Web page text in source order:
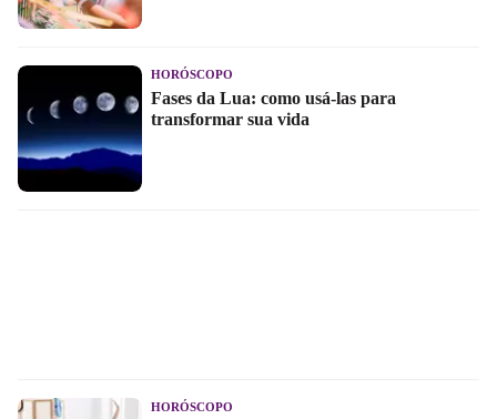
HORÓSCOPO
Fases da Lua: como usá-las para
transformar sua vida
HORÓSCOPO